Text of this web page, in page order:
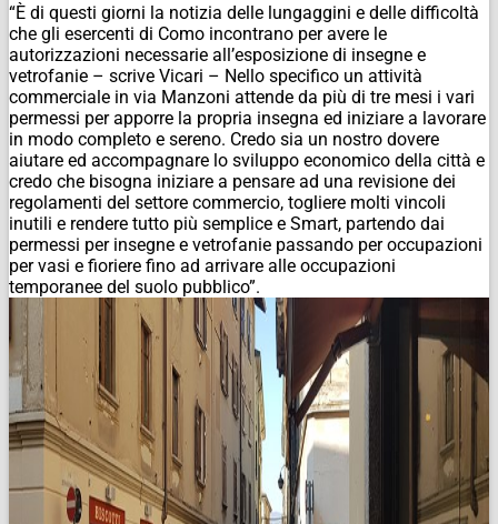
“È di questi giorni la notizia delle lungaggini e delle difficoltà
che gli esercenti di Como incontrano per avere le
autorizzazioni necessarie all’esposizione di insegne e
vetrofanie – scrive Vicari – Nello specifico un attività
commerciale in via Manzoni attende da più di tre mesi i vari
permessi per apporre la propria insegna ed iniziare a lavorare
in modo completo e sereno. Credo sia un nostro dovere
aiutare ed accompagnare lo sviluppo economico della città e
credo che bisogna iniziare a pensare ad una revisione dei
regolamenti del settore commercio, togliere molti vincoli
inutili e rendere tutto più semplice e Smart, partendo dai
permessi per insegne e vetrofanie passando per occupazioni
per vasi e fioriere fino ad arrivare alle occupazioni
temporanee del suolo pubblico”.